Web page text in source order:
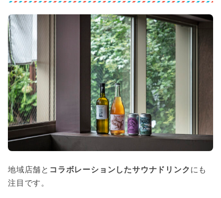
地域店舗と コラボレーションしたサウナドリンク にも
注目です。